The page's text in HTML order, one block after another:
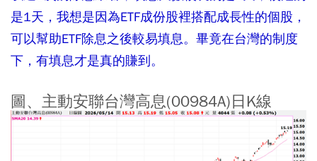
是1天，我想是因為ETF成份股裡搭配成長性的個股，
可以幫助ETF除息之後較易填息。畢竟在台灣的制度
下，有填息才是真的賺到。
圖、主動安聯台灣高息(00984A)日K線